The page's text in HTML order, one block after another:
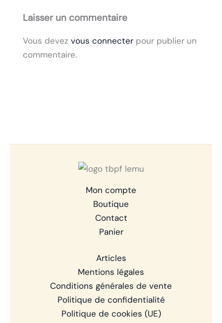
Laisser un commentaire
Vous devez vous connecterpour publier un
commentaire.
Mon compte
Boutique
Contact
Panier
Articles
Mentions légales
Conditions générales de vente
Politique de confidentialité
Politique de cookies (UE)